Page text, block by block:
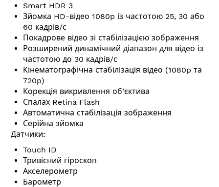
Smart HDR 3
Зйомка HD-відео 1080p із частотою 25, 30 або
60 кадрів/с
Покадрове відео зі стабілізацією зображення
Розширений дина­мічний діапазон для відео із
частотою до 30 кадрів/с
Кінемато­графічна стабілізація відео (1080p та
720p)
Корекція викривлення об’єктива
Спалах Retina Flash
Автоматична стабілізація зображення
Серійна зйомка
Датчики:
Touch ID
Тривісний гіроскоп
Акселерометр
Барометр